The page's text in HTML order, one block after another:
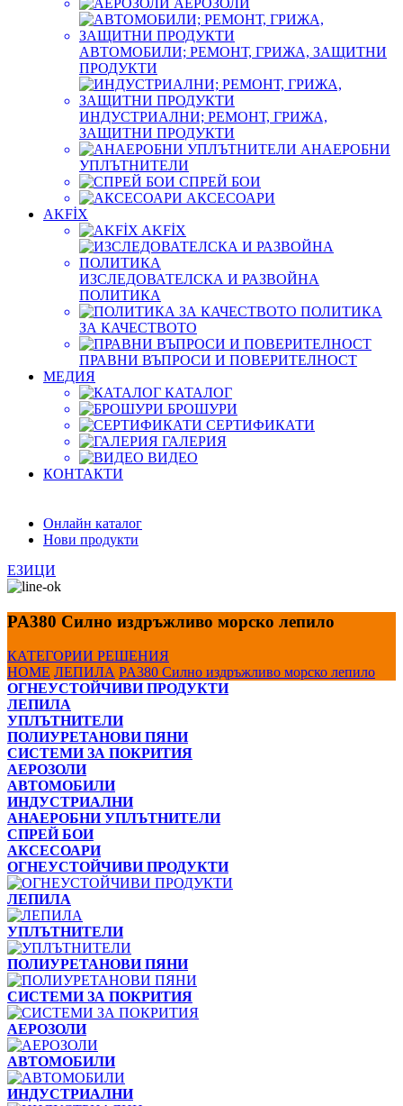
АЕРОЗОЛИ
АВТОМОБИЛИ; РЕМОНТ, ГРИЖА, ЗАЩИТНИ
ПРОДУКТИ
ИНДУСТРИАЛНИ; РЕМОНТ, ГРИЖА,
ЗАЩИТНИ ПРОДУКТИ
АНАЕРОБНИ
УПЛЪТНИТЕЛИ
СПРЕЙ БОИ
АКСЕСОАРИ
AKFİX
AKFİX
ИЗСЛЕДОВАТЕЛСКА И РАЗВОЙНА
ПОЛИТИКА
ПОЛИТИКА
ЗА КАЧЕСТВОТО
ПРАВНИ ВЪПРОСИ И ПОВЕРИТЕЛНОСТ
МЕДИЯ
КАТАЛОГ
БРОШУРИ
СЕРТИФИКАТИ
ГАЛЕРИЯ
ВИДЕО
КОНТАКТИ
Онлайн каталог
Нови продукти
ЕЗИЦИ
PA380 Силно издръжливо морско лепило
КАТЕГОРИИ РЕШЕНИЯ
HOME ЛЕПИЛА PA380 Силно издръжливо морско лепило
ОГНЕУСТОЙЧИВИ ПРОДУКТИ
ЛЕПИЛА
УПЛЪТНИТЕЛИ
ПОЛИУРЕТАНОВИ ПЯНИ
СИСТЕМИ ЗА ПОКРИТИЯ
АЕРОЗОЛИ
АВТОМОБИЛИ
ИНДУСТРИАЛНИ
АНАЕРОБНИ УПЛЪТНИТЕЛИ
СПРЕЙ БОИ
АКСЕСОАРИ
ОГНЕУСТОЙЧИВИ ПРОДУКТИ
ЛЕПИЛА
УПЛЪТНИТЕЛИ
ПОЛИУРЕТАНОВИ ПЯНИ
СИСТЕМИ ЗА ПОКРИТИЯ
АЕРОЗОЛИ
АВТОМОБИЛИ
ИНДУСТРИАЛНИ